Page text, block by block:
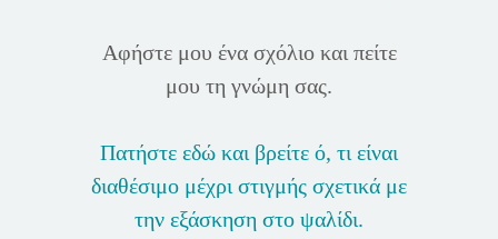
Αφήστε μου ένα σχόλιο και πείτε
μου τη γνώμη σας.
Πατήστε εδώ και βρείτε ό, τι είναι
διαθέσιμο μέχρι στιγμής σχετικά με
την εξάσκηση στο ψαλίδι.